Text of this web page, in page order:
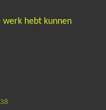
werk hebt kunnen